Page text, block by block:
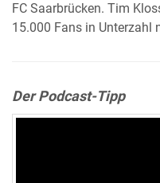
FC Saarbrücken. Tim
15.000 Fans in Unterzahl
Der Podcast-Tipp